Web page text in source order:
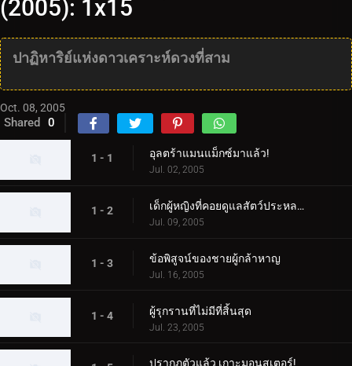
(2005): 1x15
ปาฏิหาริย์แห่งดาวเคราะห์ดวงที่สาม
Oct. 08, 2005
Shared 0
1 - 1 อุลตร้าแมนแม็กซ์มาแล้ว!
Jul. 02, 2005
1 - 2 เด็กผู้หญิงที่คอยดูแลสัตว์ประหลาด
Jul. 09, 2005
1 - 3 ข้อพิสูจน์ของชายผู้กล้าหาญ
Jul. 16, 2005
1 - 4 ผู้รุกรานที่ไม่มีที่สิ้นสุด
Jul. 23, 2005
ปรากฏตัวแล้ว เกาะมอนสเตอร์!